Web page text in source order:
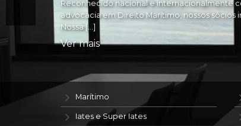
Reconhecido nacional e internacionalmente
advocacia em Direito Marítimo, nossos sócios
Nossa […]
Ver mais
Marítimo
Iates e Super Iates